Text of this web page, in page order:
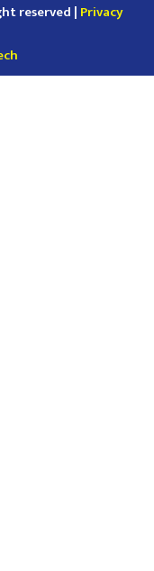
reserved | Privacy